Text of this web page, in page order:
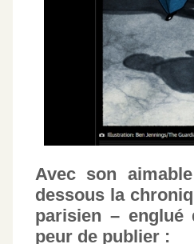
Avec son
dessous la
parisien –
peur de publier :